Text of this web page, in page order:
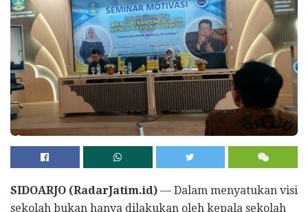
SIDOARJO (RadarJatim.id) — Dalam menyatukan visi
sekolah bukan hanya dilakukan oleh kepala sekolah